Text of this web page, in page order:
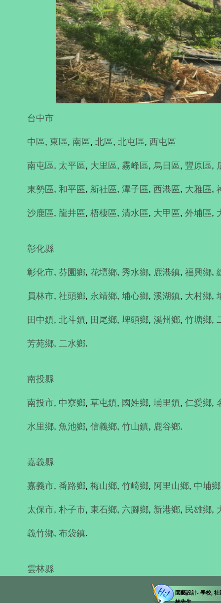
台中市
中區, 東區, 南區, 北區, 北屯區, 西屯區
南屯區, 太平區, 大里區, 霧峰區, 烏日區, 豐原區,
東勢區, 和平區, 新社區, 潭子區, 西港區, 大雅區,
沙鹿區, 龍井區, 梧棲區, 清水區, 大甲區, 外埔區,
彰化縣
彰化市, 芬園鄉, 花壇鄉, 秀水鄉, 鹿港鎮, 福興鄉,
員林市, 社頭鄉, 永靖鄉, 埔心鄉, 溪湖鎮, 大村鄉,
田中鎮, 北斗鎮, 田尾鄉, 埤頭鄉, 溪州鄉, 竹塘鄉,
芳苑鄉, 二水鄉.
南投縣
南投市, 中寮鄉, 草屯鎮, 國姓鄉, 埔里鎮, 仁愛鄉,
水里鄉, 魚池鄉, 信義鄉, 竹山鎮, 鹿谷鄉.
嘉義縣
嘉義市, 番路鄉, 梅山鄉, 竹崎鄉, 阿里山鄉, 中埔鄉
太保市, 朴子市, 東石鄉, 六腳鄉, 新港鄉, 民雄鄉,
義竹鄉, 布袋鎮.
雲林縣
園藝設計- 學校,
林先生